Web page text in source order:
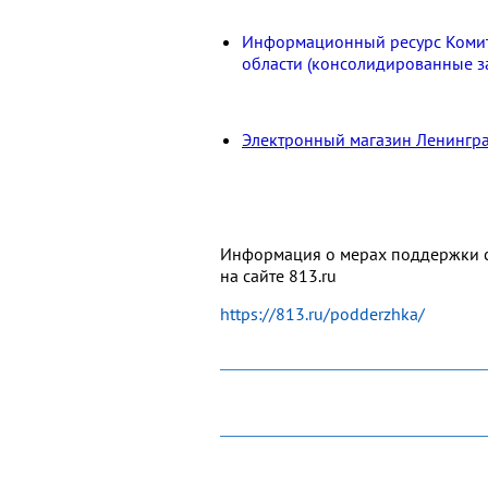
Информационный ресурс
области (консолидированные
Электронный магазин
Информация о мерах поддержки
на сайте 813.ru
https://813.ru/podderzhka/